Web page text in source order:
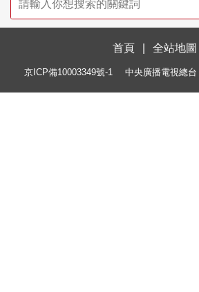
首頁 全站地圖
京ICP備10003349號-1 中央廣播電視總台